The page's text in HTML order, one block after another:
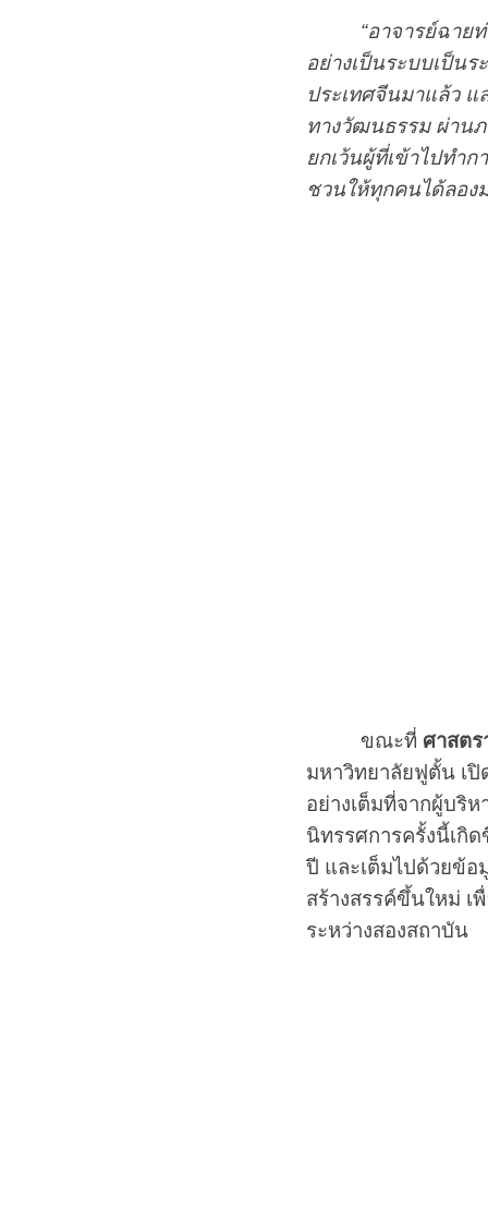
“อาจารย์ฉาย
อย่างเป็นระบบเป็น
ประเทศจีนมาแล้ว
ทางวัฒนธรรม ผ่าน
ยกเว้นผู้ที่เข้าไปทำ
ชวนให้ทุกคนได้ลอง
ขณะที่ ศาสตร
มหาวิทยาลัยฟูตั้น เ
อย่างเต็มที่จากผู้บริ
นิทรรศการครั้งนี้เกิ
ปี และเต็มไปด้วยข้
สร้างสรรค์ขึ้นใหม่ เ
ระหว่างสองสถาบัน